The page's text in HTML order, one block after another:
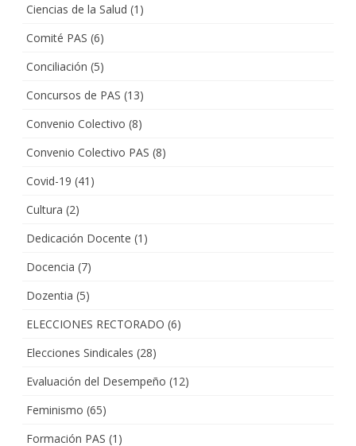
Ciencias de la Salud (1)
Comité PAS (6)
Conciliación (5)
Concursos de PAS (13)
Convenio Colectivo (8)
Convenio Colectivo PAS (8)
Covid-19 (41)
Cultura (2)
Dedicación Docente (1)
Docencia (7)
Dozentia (5)
ELECCIONES RECTORADO (6)
Elecciones Sindicales (28)
Evaluación del Desempeño (12)
Feminismo (65)
Formación PAS (1)